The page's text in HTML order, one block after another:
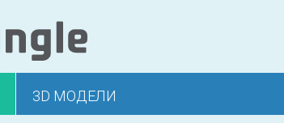
3D МОДЕЛИ